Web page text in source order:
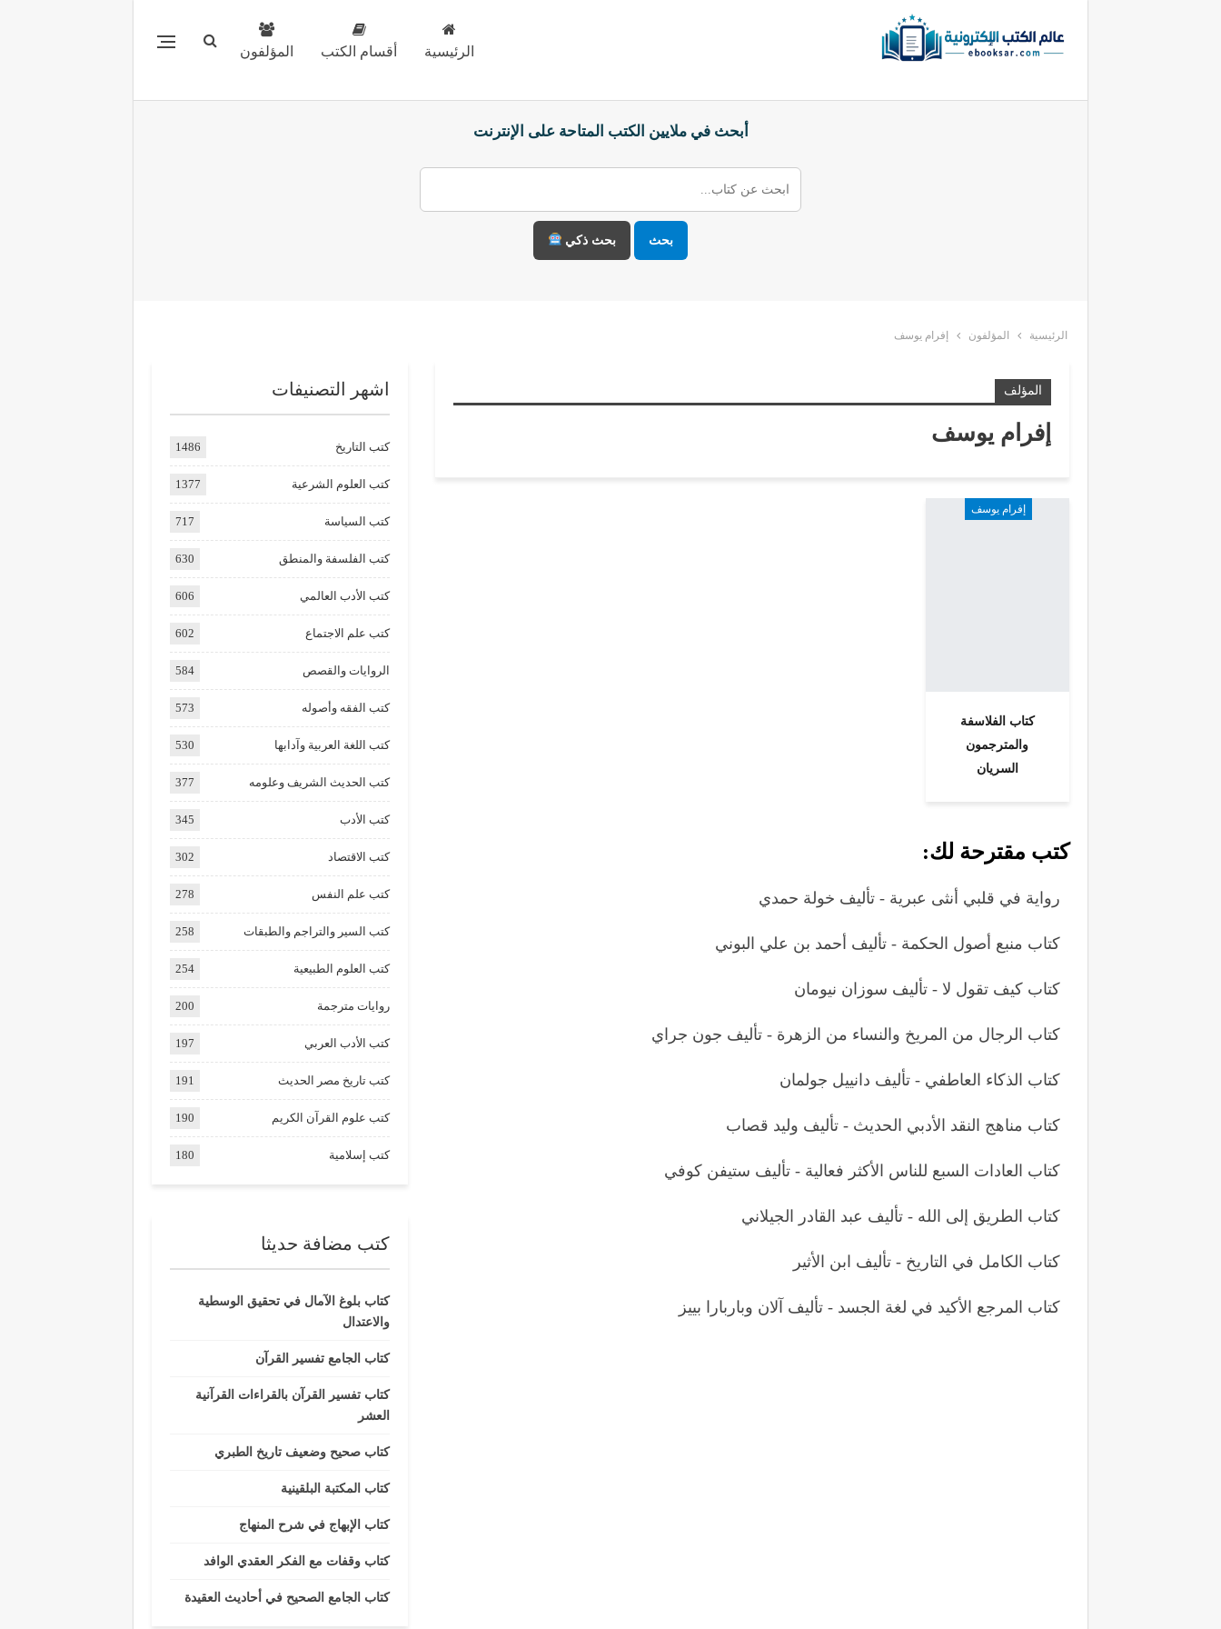
الرئيسية أقسام الكتب المؤلفون
أبحث في ملايين الكتب المتاحة على الإنترنت
بحث بحث ذكي
الرئيسية المؤلفون إفرام يوسف
المؤلف
إفرام يوسف
إفرام يوسف
كتاب الفلاسفة
والمترجمون
السريان
كتب مقترحة لك:
رواية في قلبي أنثى عبرية - تأليف خولة حمدي
كتاب منبع أصول الحكمة - تأليف أحمد بن علي البوني
كتاب كيف تقول لا - تأليف سوزان نيومان
كتاب الرجال من المريخ والنساء من الزهرة - تأليف جون جراي
كتاب الذكاء العاطفي - تأليف دانييل جولمان
كتاب مناهج النقد الأدبي الحديث - تأليف وليد قصاب
كتاب العادات السبع للناس الأكثر فعالية - تأليف ستيفن كوفي
كتاب الطريق إلى الله - تأليف عبد القادر الجيلاني
كتاب الكامل في التاريخ - تأليف ابن الأثير
كتاب المرجع الأكيد في لغة الجسد - تأليف آلان وباربارا بييز
اشهر التصنيفات
كتب التاريخ 1486
كتب العلوم الشرعية 1377
كتب السياسة 717
كتب الفلسفة والمنطق 630
كتب الأدب العالمي 606
كتب علم الاجتماع 602
الروايات والقصص 584
كتب الفقه وأصوله 573
كتب اللغة العربية وآدابها 530
كتب الحديث الشريف وعلومه 377
كتب الأدب 345
كتب الاقتصاد 302
كتب علم النفس 278
كتب السير والتراجم والطبقات 258
كتب العلوم الطبيعية 254
روايات مترجمة 200
كتب الأدب العربي 197
كتب تاريخ مصر الحديث 191
كتب علوم القرآن الكريم 190
كتب إسلامية 180
كتب مضافة حديثا
كتاب بلوغ الآمال في تحقيق الوسطية
والاعتدال
كتاب الجامع تفسير القرآن
كتاب تفسير القرآن بالقراءات القرآنية
العشر
كتاب صحيح وضعيف تاريخ الطبري
كتاب المكتبة البلقينية
كتاب الإبهاج في شرح المنهاج
كتاب وقفات مع الفكر العقدي الوافد
كتاب الجامع الصحيح في أحاديث العقيدة